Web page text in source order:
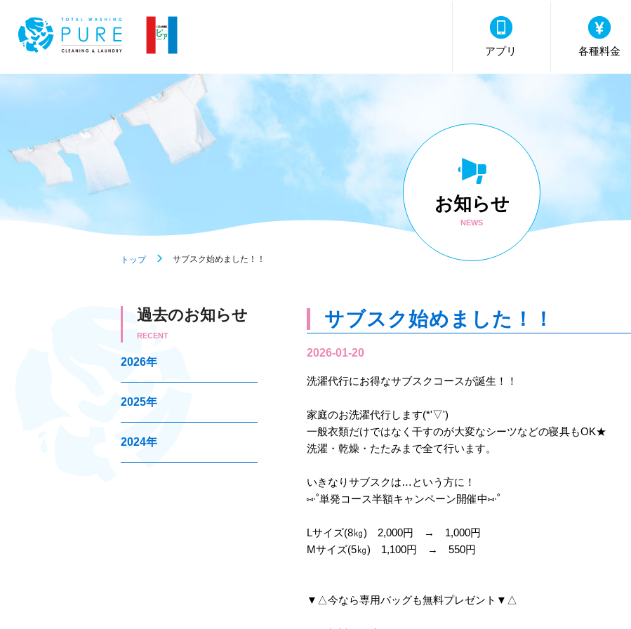
アプリ 各種料金
お知らせ
NEWS
トップ サブスク始めました！！
過去のお知らせ
RECENT
2026年
2025年
2024年
サブスク始めました！！
2026-01-20
洗濯代行にお得なサブスクコースが誕生！！
家庭のお洗濯代行します(*'▽')
一般衣類だけではなく干すのが大変なシーツなどの寝具もOK★
洗濯・乾燥・たたみまで全て行います。
いきなりサブスクは…という方に！
⑅∙˚単発コース半額キャンペーン開催中⑅∙˚
Lサイズ(8㎏) 2,000円 → 1,000円
Mサイズ(5㎏) 1,100円 → 550円
▼△今なら専用バッグも無料プレゼント▼△